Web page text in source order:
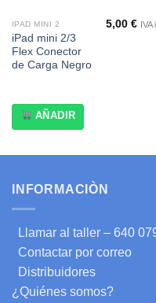
IPAD MINI 2
iPad mini 2/3
Flex Conector
de Carga Negro
5,00€ IVA
AÑADIR
INFORMACIÒN
Llamar al taller – 640
Contactar por correo
Distribuidores
¿Quiénes somos?